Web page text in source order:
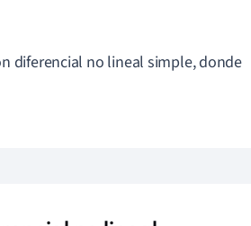
diferencial no lineal simple, donde